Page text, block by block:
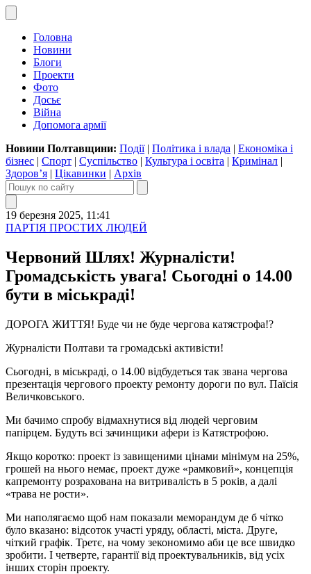
Головна
Новини
Блоги
Проекти
Фото
Досьє
Війна
Допомога армії
Новини Полтавщини: Події| Політика і влада | Економіка і
бізнес | Спорт | Суспільство | Культура і освіта | Кримінал |
Здоров’я | Цікавинки | Архів
19 березня 2025, 11:41
ПАРТІЯ ПРОСТИХ ЛЮДЕЙ
Червоний Шлях! Журналісти!
Громадськість увага! Сьогодні о 14.00
бути в міськраді!
ДОРОГА ЖИТТЯ! Буде чи не буде чергова катястрофа!?
Журналісти Полтави та громадські активісти!
Сьогодні, в міськраді, о 14.00 відбудеться так звана чергова
презентація чергового проекту ремонту дороги по вул. Паїсія
Величковського.
Ми бачимо спробу відмахнутися від людей черговим
папірцем. Будуть всі зачинщики афери із Катястрофою.
Якщо коротко: проект із завищеними цінами мінімум на 25%,
грошей на нього немає, проект дуже «рамковий», концепція
капремонту розрахована на витривалість в 5 років, а далі
«трава не рости».
Ми наполягаємо щоб нам показали меморандум де б чітко
було вказано: відсоток участі уряду, області, міста. Друге,
чіткий графік. Третє, на чому зекономимо аби це все швидко
зробити. І четверте, гарантії від проектувальників, від усіх
інших сторін проекту.